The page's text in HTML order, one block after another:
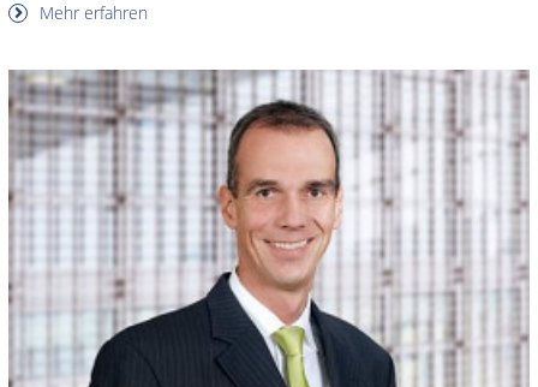
Mehr erfahren